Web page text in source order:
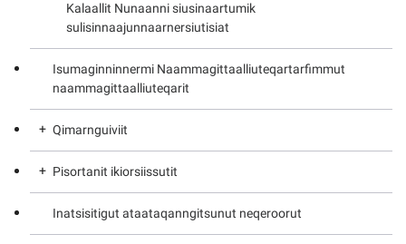
Kalaallit Nunaanni siusinaartumik
sulisinnaajunnaarnersiutisiat
Isumaginninnermi Naammagittaalliuteqartarfimmut
naammagittaalliuteqarit
Qimarnguiviit
Alliaq - innuttaasunut nakuusertartunut neqeroorut
Ilaqutariinnut sullissivik
Pisortanit ikiorsiissutit
Pisortanit ikiorsiissutit
Inatsisitigut ataataqanngitsunut neqeroorut